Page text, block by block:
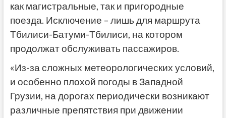
как магистральные, так и пригородные
поезда. Исключение – лишь для маршрута
Тбилиси-Батуми-Тбилиси, на котором
продолжат обслуживать пассажиров.
«Из-за сложных метеорологических условий,
и особенно плохой погоды в Западной
Грузии, на дорогах периодически возникают
различные препятствия при движении